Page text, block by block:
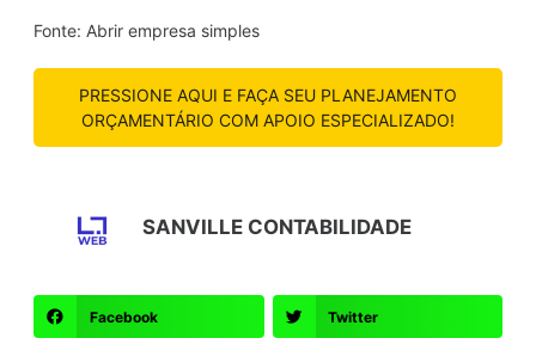
Fonte: Abrir empresa simples
PRESSIONE AQUI E FAÇA SEU PLANEJAMENTO
ORÇAMENTÁRIO COM APOIO ESPECIALIZADO!
SANVILLE CONTABILIDADE
Facebook Twitter